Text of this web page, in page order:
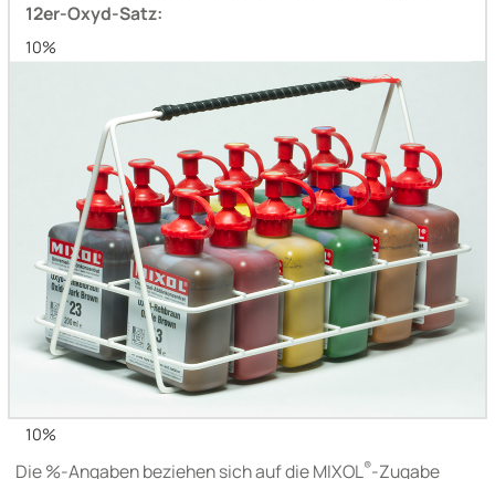
10%
10%
10%
10%
12er-Oxyd-Satz:
Die %-Angaben beziehen sich auf die MIXOL®-Zugabe